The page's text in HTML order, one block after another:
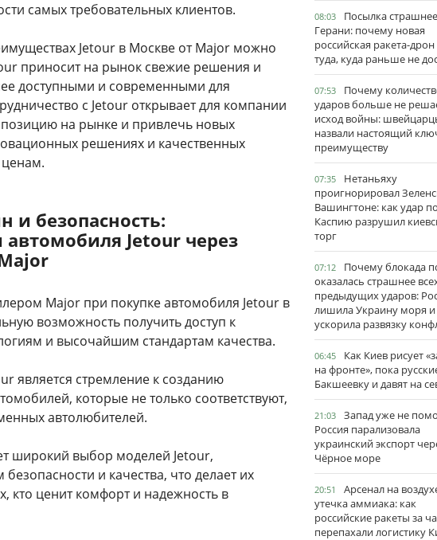
самых требовательных клиентов.
Jetour в Москве от Major можно
приносит на рынок свежие решения и
доступными и современными для
с Jetour открывает для компании
на рынке и привлечь новых
решениях и качественных
безопасность:
Jetour через
Major при покупке автомобиля Jetour в
возможность получить доступ к
и высочайшим стандартам качества.
является стремление к созданию
которые не только соответствуют,
автолюбителей.
широкий выбор моделей Jetour,
и качества, что делает их
кто ценит комфорт и надежность в
08:03
Посылка страшнее
Герани: почему новая
российская ракета-
туда, куда раньше не
07:53
Почему
ударов больше не
исход войны:
назвали настоящий
преимуществу
07:35
Нетаньяху
проигнорировал
Вашингтоне: как удар по
Каспию разрушил
торг
07:12
Почему блокада
оказалась страшнее
предыдущих ударов:
лишила Украину моря и
ускорила развязку
06:45
Как Киев рисует
на фронте», пока
Бакшеевку и давят на
21:03
Запад уже не
Россия парализовала
украинский экспорт
Чёрное море
20:51
Арсенал на
утечка аммиака: как
российские ракеты за
перепахали логистику